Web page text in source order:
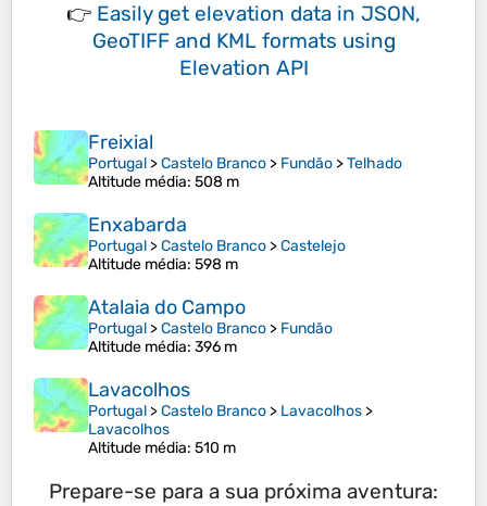
👉 Easily get elevation data in JSON,
GeoTIFF and KML formats using
Elevation API
Freixial
Portugal >Castelo Branco > Fundão >Telhado
Altitude média: 508 m
Enxabarda
Portugal >Castelo Branco >Castelejo
Altitude média: 598 m
Atalaia do Campo
Portugal >Castelo Branco > Fundão
Altitude média: 396 m
Lavacolhos
Portugal >Castelo Branco > Lavacolhos >
Lavacolhos
Altitude média: 510 m
Prepare-se para a sua próxima aventura: